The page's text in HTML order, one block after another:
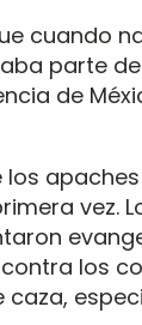
cuando
parte
de
los
vez.
los
caza,